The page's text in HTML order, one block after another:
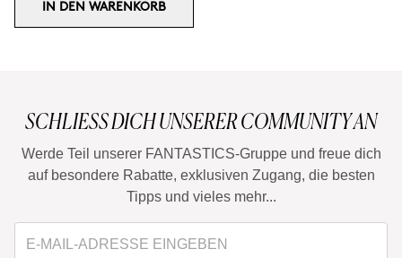
IN DEN WARENKORB
SCHLIESS DICH UNSERER COMMUNITY AN
Werde Teil unserer FANTASTICS-Gruppe und freue dich
auf besondere Rabatte, exklusiven Zugang, die besten
Tipps und vieles mehr...